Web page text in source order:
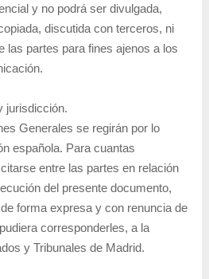
y no podrá ser divulgada,
discutida con terceros, ni
las partes para fines ajenos a los
jurisdicción.
Generales se regirán por lo
española. Para cuantas
entre las partes en relación
del presente documento,
forma expresa y con renuncia de
corresponderles, a la
y Tribunales de Madrid.